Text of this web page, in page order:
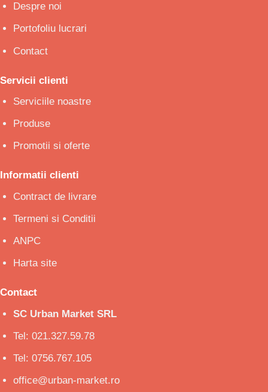
Despre noi
Portofoliu lucrari
Contact
Servicii clienti
Serviciile noastre
Produse
Promotii si oferte
Informatii clienti
Contract de livrare
Termeni si Conditii
ANPC
Harta site
Contact
SC Urban Market SRL
Tel: 021.327.59.78
Tel: 0756.767.105
office@urban-market.ro